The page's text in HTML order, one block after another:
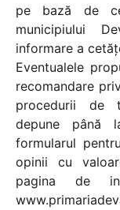
pe bază de
municipiului
informare a
Eventualele
recomandare
procedurii de
depune până
formularul
opinii cu
pagina de